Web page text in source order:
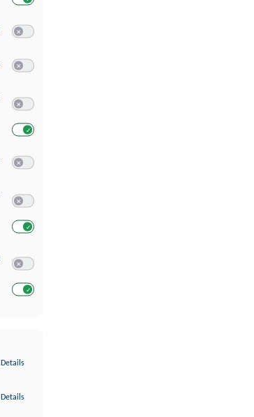
zu Erstellung von Profilen für personalisierte Werbung
zu Verwendung von Profilen zur Auswahl personalisierter Werbung
zu Messung der Werbeleistung
zu Messung der Performance von Inhalten
zu Analyse von Zielgruppen durch Statistiken oder Kombinationen von
zu Entwicklung und Verbesserung der Angebote
Details
Details